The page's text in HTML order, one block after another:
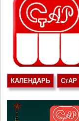
КАЛЕНДАРЬ СтАР